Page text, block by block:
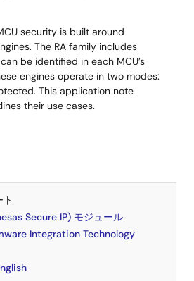
security is built around
The RA family includes
be identified in each MCU’s
engines operate in two modes:
This application note
their use cases.
Secure IP) モジュール
Integration Technology